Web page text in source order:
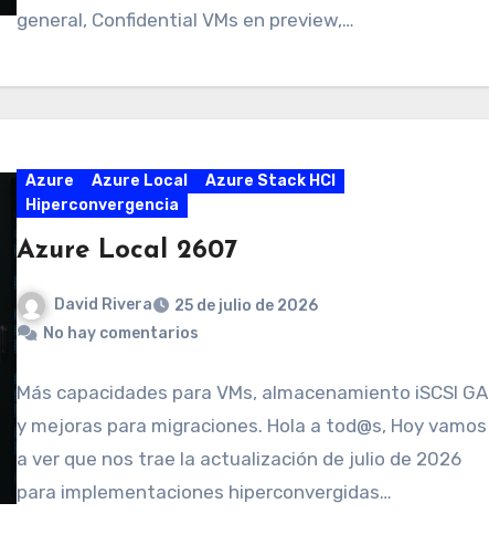
general, Confidential VMs en preview,…
Azure Azure Local
Azure Stack HCI
Hiperconvergencia
Azure Local 2607
David Rivera
25 de julio de 2026
No hay comentarios
Más capacidades para VMs, almacenamiento iSCSI GA
y mejoras para migraciones. Hola a tod@s, Hoy vamos
a ver que nos trae la actualización de julio de 2026
para implementaciones hiperconvergidas…